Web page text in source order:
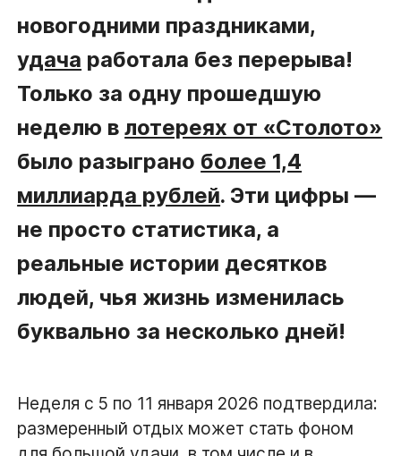
новогодними праздниками,
удача работала без перерыва!
Только за одну прошедшую
неделю влотереях от «Столото»
было разыграно более 1,4
миллиарда рублей. Эти цифры —
не просто статистика, а
реальные истории десятков
людей, чья жизнь изменилась
буквально за несколько дней!
Неделя с 5 по 11 января 2026 подтвердила:
размеренный отдых может стать фоном